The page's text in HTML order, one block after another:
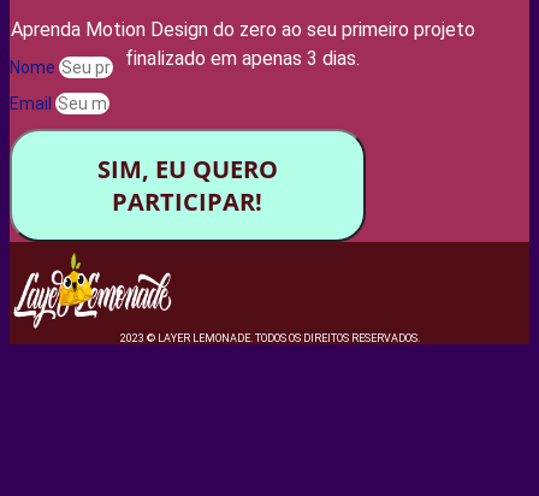
Aprenda Motion Design do zero ao seu primeiro projeto
finalizado em apenas 3 dias.
Nome
Email
SIM, EU QUERO
PARTICIPAR!
2023 © LAYER LEMONADE. TODOS OS DIREITOS RESERVADOS.